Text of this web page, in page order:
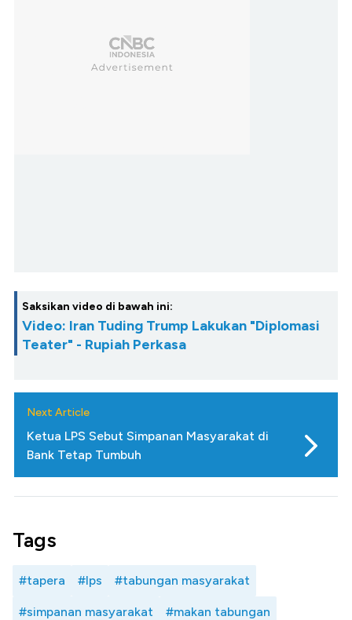
Saksikan video di bawah ini:
Video: Iran Tuding Trump Lakukan "Diplomasi
Teater" - Rupiah Perkasa
Next Article
Ketua LPS Sebut Simpanan Masyarakat di
Bank Tetap Tumbuh
Tags
#tapera #lps #tabungan masyarakat
#simpanan masyarakat #makan tabungan